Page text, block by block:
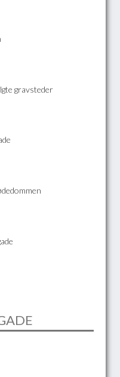
gravsteder